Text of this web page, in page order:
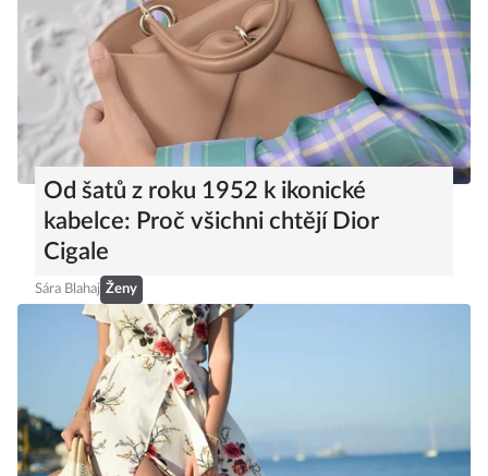
Od šatů z roku 1952 k ikonické
kabelce: Proč všichni chtějí Dior
Cigale
Sára Blahaj Ženy